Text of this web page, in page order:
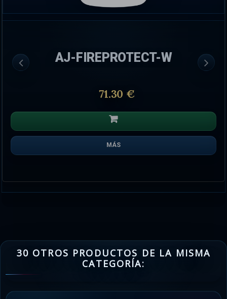
AJ-FIREPROTECT-W
71.30 €
MÁS
30 OTROS PRODUCTOS DE LA MISMA
CATEGORÍA: